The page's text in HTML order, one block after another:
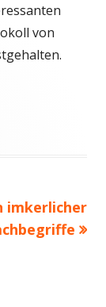
von
imkerlicher